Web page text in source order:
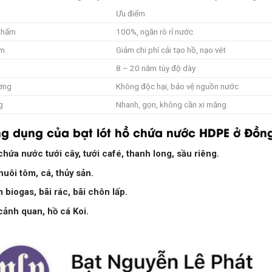
Ưu điểm
100%, ngăn rò rỉ nước
Giảm chi phí cải tạo hồ, nạo vét
8 – 20 năm tùy độ dày
Không độc hại, bảo vệ nguồn nước
Nhanh, gọn, không cần xi măng
dụng của bạt lót hồ chứa nước HDPE ở
nước tưới cây, tưới café, thanh long, sầu riêng.
tôm, cá, thủy sản.
biogas, bãi rác, bãi chôn lấp.
quan, hồ cá Koi.